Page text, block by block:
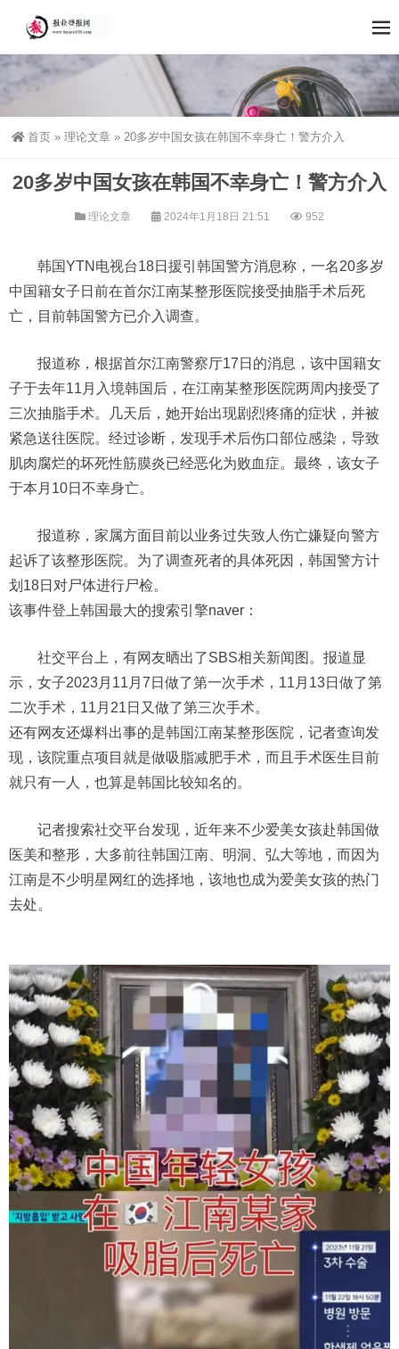
首页 » 理论文章 » 20多岁中国女孩在韩国不幸身亡！警方介入
20多岁中国女孩在韩国不幸身亡！警方介入
理论文章 2024年1月18日 21:51 952
韩国YTN电视台18日援引韩国警方消息称，一名20多岁
中国籍女子日前在首尔江南某整形医院接受抽脂手术后死
亡，目前韩国警方已介入调查。
报道称，根据首尔江南警察厅17日的消息，该中国籍女
子于去年11月入境韩国后，在江南某整形医院两周内接受了
三次抽脂手术。几天后，她开始出现剧烈疼痛的症状，并被
紧急送往医院。经过诊断，发现手术后伤口部位感染，导致
肌肉腐烂的坏死性筋膜炎已经恶化为败血症。最终，该女子
于本月10日不幸身亡。
报道称，家属方面目前以业务过失致人伤亡嫌疑向警方
起诉了该整形医院。为了调查死者的具体死因，韩国警方计
划18日对尸体进行尸检。
该事件登上韩国最大的搜索引擎naver：
社交平台上，有网友晒出了SBS相关新闻图。报道显
示，女子2023月11月7日做了第一次手术，11月13日做了第
二次手术，11月21日又做了第三次手术。
还有网友还爆料出事的是韩国江南某整形医院，记者查询发
现，该院重点项目就是做吸脂减肥手术，而且手术医生目前
就只有一人，也算是韩国比较知名的。
记者搜索社交平台发现，近年来不少爱美女孩赴韩国做
医美和整形，大多前往韩国江南、明洞、弘大等地，而因为
江南是不少明星网红的选择地，该地也成为爱美女孩的热门
去处。